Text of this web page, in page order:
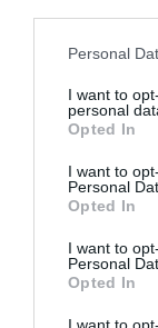
Personal
I want to
personal
Opted In
I want to
Personal
Opted In
I want to
Personal
Opted In
On était
dans les
produits
raffinés …
Et
et ce
que 75%
plasturgie